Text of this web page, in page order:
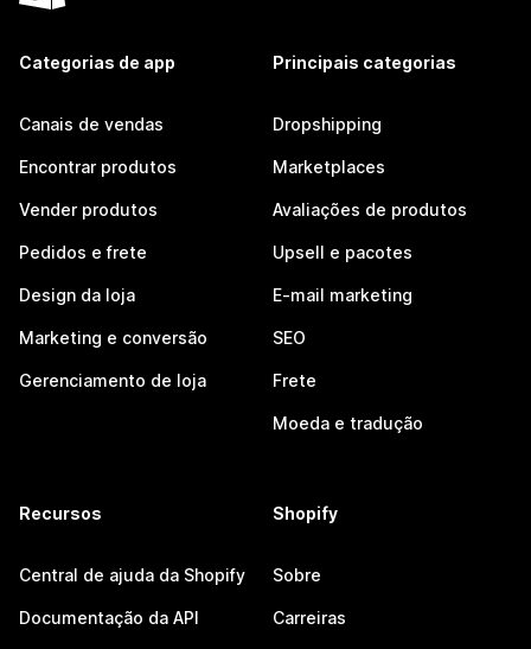
Categorias de app
Canais de vendas
Encontrar produtos
Vender produtos
Pedidos e frete
Design da loja
Marketing e conversão
Gerenciamento de loja
Principais categorias
Dropshipping
Marketplaces
Avaliações de produtos
Upsell e pacotes
E-mail marketing
SEO
Frete
Moeda e tradução
Recursos
Central de ajuda da Shopify
Documentação da API
Shopify
Sobre
Carreiras